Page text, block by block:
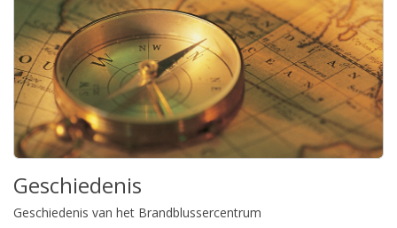
Geschiedenis
Geschiedenis van het Brandblussercentrum